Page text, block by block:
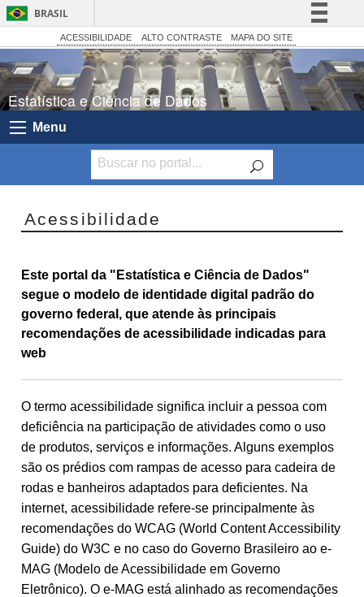
BRASIL
Simplifique!
Comunica BR
Participe
Acesso à informação
Canais
ACESSIBILIDADE ALTO CONTRASTE MAPA DO SITE
Estatística e Ciência de Dados
Menu
Acessibilidade
Este portal da "Estatística e Ciência de Dados"
segue o modelo de identidade digital padrão do
governo federal, que atende às principais
recomendações de acessibilidade indicadas para
web
O termo acessibilidade significa incluir a pessoa com
deficiência na participação de atividades como o uso
de produtos, serviços e informações. Alguns exemplos
são os prédios com rampas de acesso para cadeira de
rodas e banheiros adaptados para deficientes. Na
internet, acessibilidade refere-se principalmente às
recomendações do WCAG (World Content Accessibility
Guide) do W3C e no caso do Governo Brasileiro ao e-
MAG (Modelo de Acessibilidade em Governo
Eletrônico). O e-MAG está alinhado as recomendações